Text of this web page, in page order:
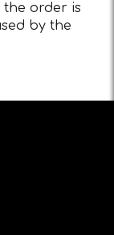
order is
by the